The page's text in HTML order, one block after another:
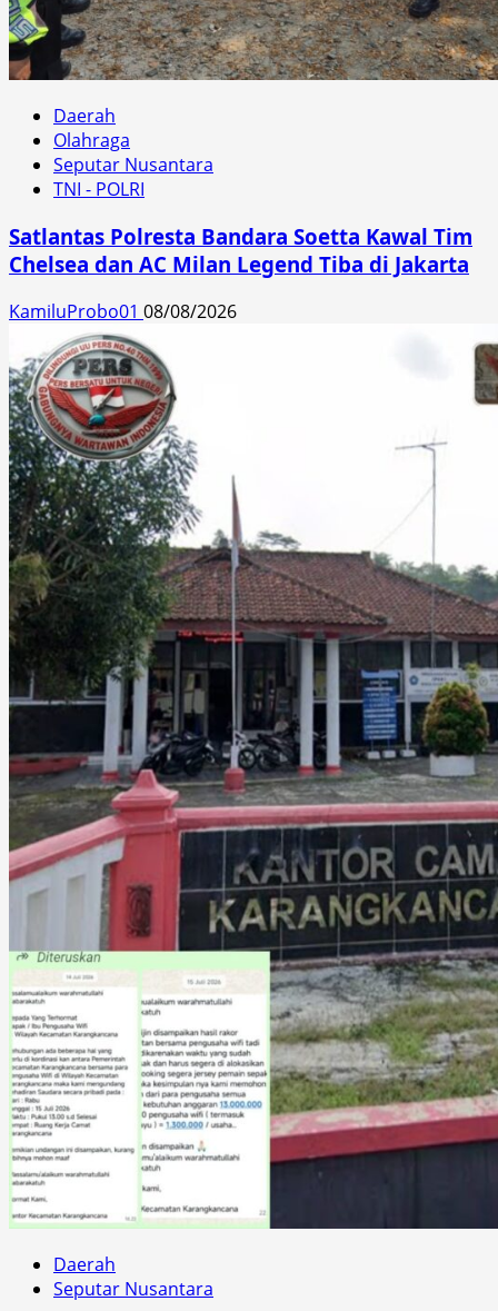
Daerah
Olahraga
Seputar Nusantara
TNI - POLRI
Satlantas Polresta Bandara Soetta Kawal Tim
Chelsea dan AC Milan Legend Tiba di Jakarta
KamiluProbo01 08/08/2026
Daerah
Seputar Nusantara